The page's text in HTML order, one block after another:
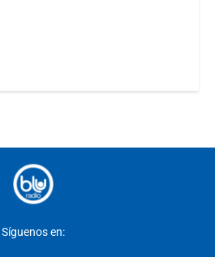
Síguenos en: